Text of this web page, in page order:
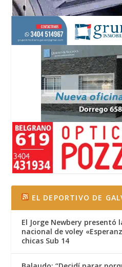
EL DEPORTIVO DE
El Jorge Newbery presentó
nacional de voley
chicas Sub 14